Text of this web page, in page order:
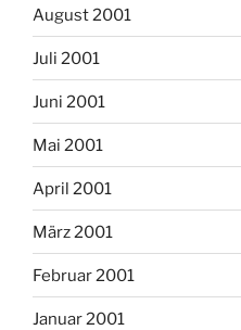
August 2001
Juli 2001
Juni 2001
Mai 2001
April 2001
März 2001
Februar 2001
Januar 2001